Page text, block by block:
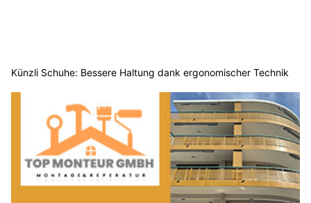
Künzli Schuhe: Bessere Haltung dank ergonomischer Technik